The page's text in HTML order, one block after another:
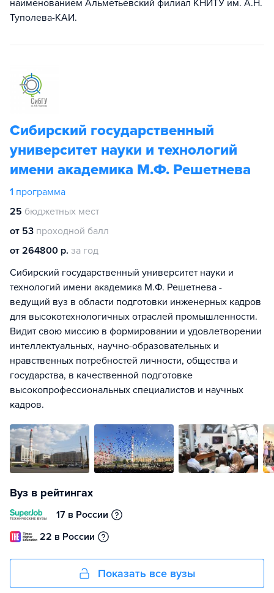
наименованием Альметьевский филиал КНИТУ им. А.Н.
Туполева-КАИ.
Сибирский государственный
университет науки и технологий
имени академика М.Ф. Решетнева
1 программа
25 бюджетных мест
от 53 проходной балл
от 264800 р. за год
Сибирский государственный университет науки и
технологий имени академика М.Ф. Решетнева -
ведущий вуз в области подготовки инженерных кадров
для высокотехнологичных отраслей промышленности.
Видит свою миссию в формировании и удовлетворении
интеллектуальных, научно-образовательных и
нравственных потребностей личности, общества и
государства, в качественной подготовке
высокопрофессиональных специалистов и научных
кадров.
Вуз в рейтингах
17 в России
22 в России
Показать все вузы